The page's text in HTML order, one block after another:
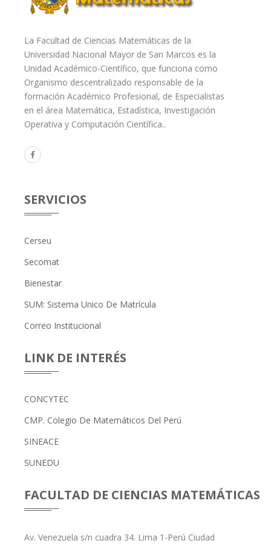
La Facultad de Ciencias Matemáticas de la
Universidad Nacional Mayor de San Marcos es la
Unidad Académico-Científico, que funciona como
Organismo descentralizado responsable de la
formación Académico Profesional, de Especialistas
en el área Matemática, Estadística, Investigación
Operativa y Computación Científica..
SERVICIOS
Cerseu
Secomat
Bienestar
SUM: Sistema Unico De Matrícula
Correo Institucional
LINK DE INTERÉS
CONCYTEC
CMP. Colegio De Matemáticos Del Perú
SINEACE
SUNEDU
FACULTAD DE CIENCIAS MATEMÁTICAS
Av. Venezuela s/n cuadra 34. Lima 1-Perú Ciudad